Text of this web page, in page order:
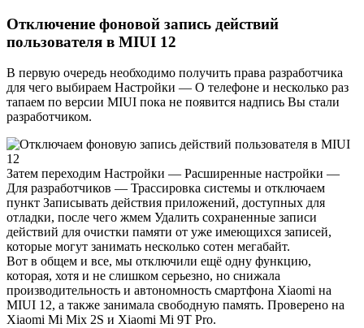
Отключение фоновой запись действий
пользователя в MIUI 12
В первую очередь необходимо получить права разработчика
для чего выбираем Настройки — О телефоне и несколько раз
тапаем по версии MIUI пока не появится надпись Вы стали
разработчиком.
Затем переходим Настройки — Расширенные настройки —
Для разработчиков — Трассировка системы и отключаем
пункт Записывать действия приложений, доступных для
отладки, после чего жмем Удалить сохраненные записи
действий для очистки памяти от уже имеющихся записей,
которые могут занимать несколько сотен мегабайт.
Вот в общем и все, мы отключили ещё одну функцию,
которая, хотя и не слишком серьезно, но снижала
производительность и автономность смартфона Xiaomi на
MIUI 12, а также занимала свободную память. Проверено на
Xiaomi Mi Mix 2S и Xiaomi Mi 9T Pro.